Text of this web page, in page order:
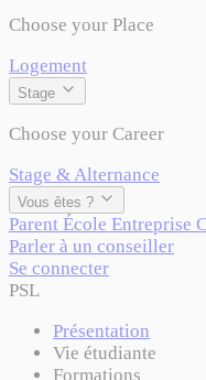
Choose your Place
Logement
Stage
Choose your Career
Stage & Alternance
Vous êtes ?
Parent École Entreprise
Parler à un conseiller
Se connecter
PSL
Présentation
Vie étudiante
Formations